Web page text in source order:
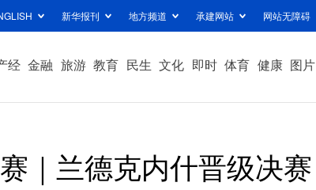
新华报刊 地方频道 承建网站 网站无障碍
经 金融 旅游 教育 民生 文化 即时 体育 健康 图片
｜兰德克内什晋级决赛